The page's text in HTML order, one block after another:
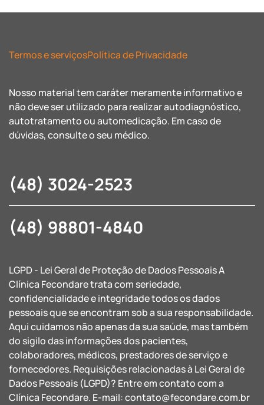
Termos e serviçosPolítica de Privacidade
Nosso material tem caráter meramente informativo e
não deve ser utilizado para realizar autodiagnóstico,
autotratamento ou automedicação. Em caso de
dúvidas, consulte o seu médico.
(48) 3024-2523
(48) 98801-4840
LGPD - Lei Geral de Proteção de Dados Pessoais A
Clínica Fecondare trata com seriedade,
confidencialidade e integridade todos os dados
pessoais que se encontram sob a sua responsabilidade.
Aqui cuidamos não apenas da sua saúde, mas também
do sigilo das informações dos pacientes,
colaboradores, médicos, prestadores de serviço e
fornecedores. Requisições relacionadas à Lei Geral de
Dados Pessoais (LGPD)? Entre em contato com a
Clínica Fecondare. E-mail:contato@fecondare.com.br